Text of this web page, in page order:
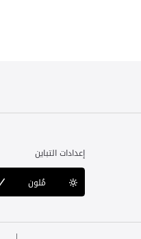
إعدادات التباين
مُلون